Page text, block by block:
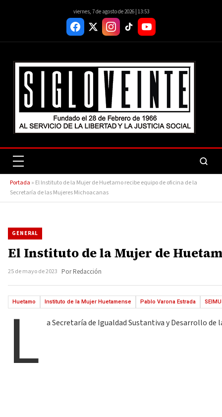
viernes, 7 de agosto de 2026 | 13:53
Portada » El Instituto de la Mujer de Huetamo recibe equipo de oficina de la
Secretaría de las Mujeres Michoacanas
GENERAL
El Instituto de la Mujer de
25 de mayo de 2023 Por Redacción
Huetamo Instituto de la Mujer Huetamense Pablo Varona Estrada
L a Secretaría de Igualdad Sustantiva y Desarrollo